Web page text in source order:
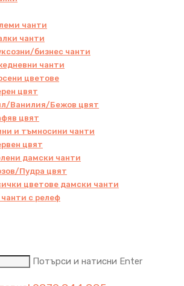
чанти
чанти
бизнес чанти
чанти
цветове
цвят
Ванилия/Бежов цвят
цвят
и тъмносини чанти
цвят
дамски чанти
Пудра цвят
цветове дамски чанти
с релеф
Потърси и натисни Enter